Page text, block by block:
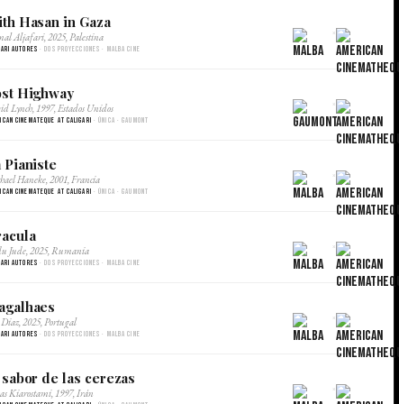
Hasan in Gaza
Aljafari, 2025, Palestina
Autores · Dos proyecciones · Malba Cine
×
Highway
Lynch, 1997, Estados Unidos
Cinemateque at Caligari · Única · Gaumont
×
Pianiste
Haneke, 2001, Francia
Cinemateque at Caligari · Única · Gaumont
×
Jude, 2025, Rumania
Autores · Dos proyecciones · Malba Cine
×
2025, Portugal
Autores · Dos proyecciones · Malba Cine
×
de las cerezas
Kiarostami, 1997, Irán ×